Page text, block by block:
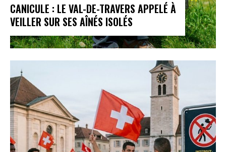
CANICULE : LE VAL-DE-TRAVERS APPELÉ À
VEILLER SUR SES AÎNÉS ISOLÉS